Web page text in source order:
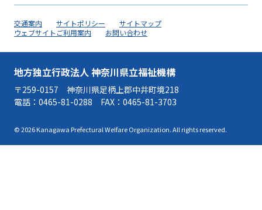
交通案内 サイトポリシー
サイトマップ
ウェブサイトご利用案内
お問い合わせ
地方独立行政法人 神奈川県立福祉機構
〒259-0157 神奈川県足柄上郡中井町境218
電話： 0465-81-0288 FAX：0465-81-3703
© 2026 Kanagawa Prefectural Welfare Organization. All rights reserved.